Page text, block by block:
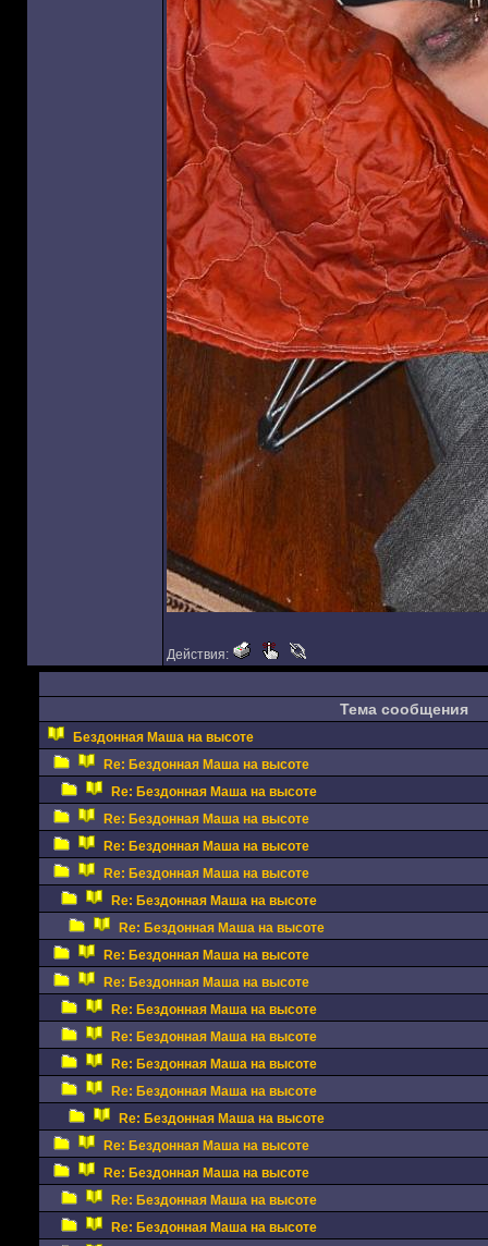
Действия:
Тема сообщения
Бездонная Маша на высоте
Re: Бездонная Маша на высоте
Re: Бездонная Маша на высоте
Re: Бездонная Маша на высоте
Re: Бездонная Маша на высоте
Re: Бездонная Маша на высоте
Re: Бездонная Маша на высоте
Re: Бездонная Маша на высоте
Re: Бездонная Маша на высоте
Re: Бездонная Маша на высоте
Re: Бездонная Маша на высоте
Re: Бездонная Маша на высоте
Re: Бездонная Маша на высоте
Re: Бездонная Маша на высоте
Re: Бездонная Маша на высоте
Re: Бездонная Маша на высоте
Re: Бездонная Маша на высоте
Re: Бездонная Маша на высоте
Re: Бездонная Маша на высоте